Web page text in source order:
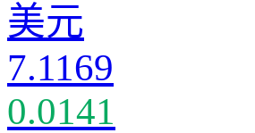
美元
7.1169
0.0141